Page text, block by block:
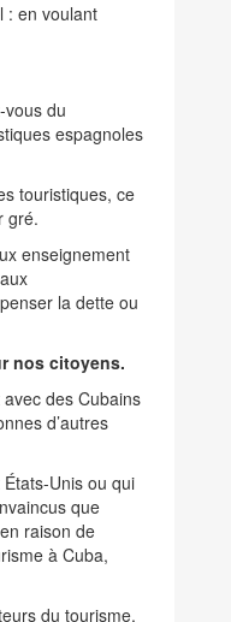
: en voulant
vous du
espagnoles
touristiques, ce
gré.
enseignement
la dette ou
nos citoyens.
des Cubains
d’autres
Unis ou qui
que
raison de
à Cuba,
du tourisme,